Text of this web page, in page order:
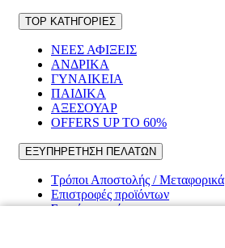
TOP ΚΑΤΗΓΟΡΙΕΣ
ΝΕΕΣ ΑΦΙΞΕΙΣ
ΑΝΔΡΙΚΑ
ΓΥΝΑΙΚΕΙΑ
ΠΑΙΔΙΚΑ
ΑΞΕΣΟΥΑΡ
OFFERS UP TO 60%
ΕΞΥΠΗΡΕΤΗΣΗ ΠΕΛΑΤΩΝ
Τρόποι Αποστολής / Μεταφορικά
Επιστροφές προϊόντων
Συχνές ερωτήσεις